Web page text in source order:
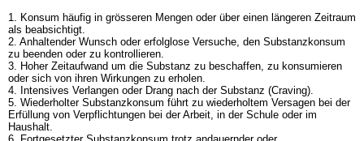
1. Konsum häufig in grösseren Mengen oder über einen längeren Zeitraum
als beabsichtigt.
2. Anhaltender Wunsch oder erfolglose Versuche, den Substanzkonsum
zu beenden oder zu kontrollieren.
3. Hoher Zeitaufwand um die Substanz zu beschaffen, zu konsumieren
oder sich von ihren Wirkungen zu erholen.
4. Intensives Verlangen oder Drang nach der Substanz (Craving).
5. Wiederholter Substanzkonsum führt zu wiederholtem Versagen bei der
Erfüllung von Verpflichtungen bei der Arbeit, in der Schule oder im
Haushalt.